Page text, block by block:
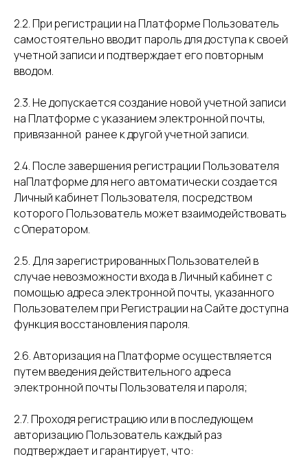
2.2. При регистрации на Платформе Пользователь
самостоятельно вводит пароль для доступа к своей
учетной записи и подтверждает его повторным
вводом.
2.3. Не допускается создание новой учетной записи
на Платформе с указанием электронной почты,
привязанной ранее к другой учетной записи.
2.4. После завершения регистрации Пользователя
наПлатформе для него автоматически создается
Личный кабинет Пользователя, посредством
которого Пользователь может взаимодействовать
с Оператором.
2.5. Для зарегистрированных Пользователей в
случае невозможности входа в Личный кабинет с
помощью адреса электронной почты, указанного
Пользователем при Регистрации на Сайте доступна
функция восстановления пароля.
2.6. Авторизация на Платформе осуществляется
путем введения действительного адреса
электронной почты Пользователя и пароля;
2.7. Проходя регистрацию или в последующем
авторизацию Пользователь каждый раз
подтверждает и гарантирует, что: